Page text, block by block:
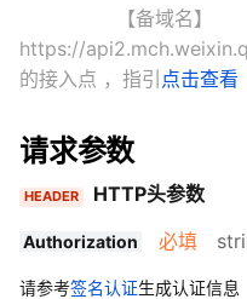
【备域名】
https://
的接入点 ，指引 点击查看
请求参数
HEADER HTTP头参数
Authorization 必填
请参考签名认证生成认证信息